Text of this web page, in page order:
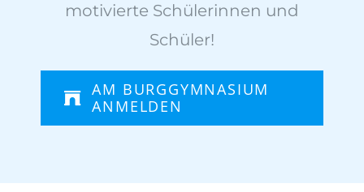
motivierte Schülerinnen und
Schüler!
AM BURGGYMNASIUM
ANMELDEN